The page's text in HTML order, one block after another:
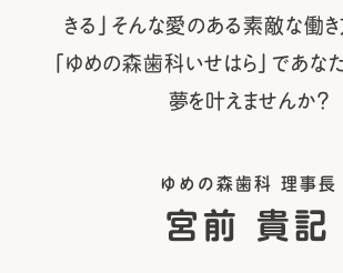
きる」 そんな愛のある素敵な働き
「ゆめの森歯科いせはら」であな
夢を叶えませんか？
ゆめの森歯科 理事長
宮前 貴記